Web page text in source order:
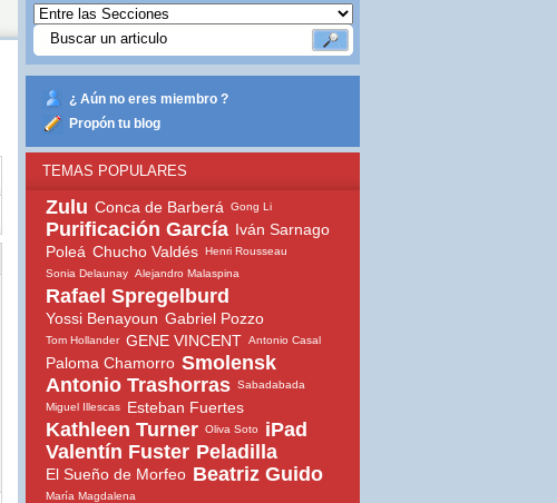
¿ Aún no eres miembro ?
Propón tu blog
TEMAS POPULARES
Zulu Conca de Barberá Gong Li
Purificación García Iván Sarnago
Poleá Chucho Valdés Henri Rousseau
Sonia Delaunay Alejandro Malaspina
Rafael Spregelburd
Yossi Benayoun Gabriel Pozzo
Tom Hollander GENE VINCENT Antonio Casal
Paloma Chamorro Smolensk
Antonio Trashorras Sabadabada
Miguel Illescas
Esteban Fuertes
Kathleen Turner Oliva Soto
iPad
Valentín Fuster Peladilla
El Sueño de Morfeo Beatriz Guido
María Magdalena